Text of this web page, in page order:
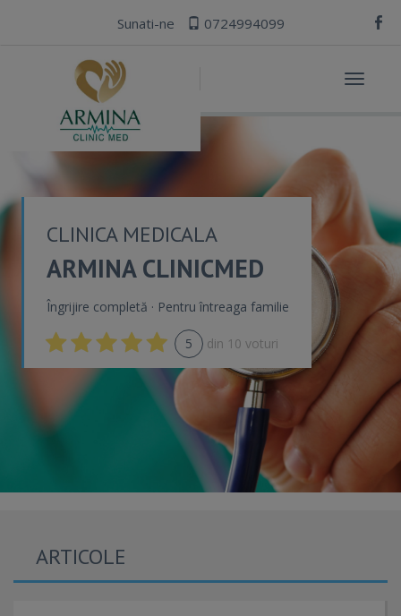
Sunati-ne 0724994099
Toggle
CLINICA MEDICALA
ARMINA CLINICMED
Îngrijire completă · Pentru întreaga familie
5 din 10 voturi
ARTICOLE